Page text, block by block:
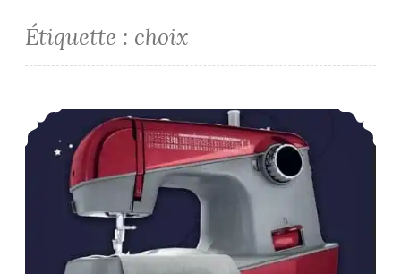
Étiquette : choix
Mon matériel : la machine à coudre